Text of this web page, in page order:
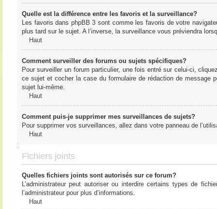
Quelle est la différence entre les favoris et la surveillance?
Les favoris dans phpBB 3 sont comme les favoris de votre
plus tard sur le sujet. A l’inverse, la surveillance vous préviendra
Haut
Comment surveiller des forums ou sujets spécifiques?
Pour surveiller un forum particulier, une fois entré sur celui-ci,
ce sujet et cocher la case du formulaire de rédaction de message
sujet lui-même.
Haut
Comment puis-je supprimer mes surveillances de sujets?
Pour supprimer vos surveillances, allez dans votre panneau de
Haut
Fichiers joints
Quelles fichiers joints sont autorisés sur ce forum?
L’administrateur peut autoriser ou interdire certains types de
l’administrateur pour plus d’informations.
Haut